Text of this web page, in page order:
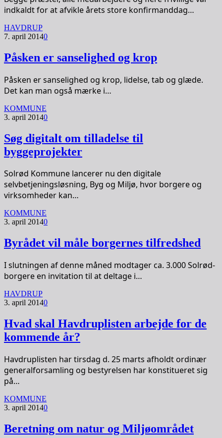
indkaldt for at afvikle årets store konfirmanddag…
HAVDRUP
7. april 20140
Påsken er sanselighed og krop
Påsken er sanselighed og krop, lidelse, tab og glæde.
Det kan man også mærke i…
KOMMUNE
3. april 20140
Søg digitalt om tilladelse til
byggeprojekter
Solrød Kommune lancerer nu den digitale
selvbetjeningsløsning, Byg og Miljø, hvor borgere og
virksomheder kan…
KOMMUNE
3. april 20140
Byrådet vil måle borgernes tilfredshed
I slutningen af denne måned modtager ca. 3.000 Solrød-
borgere en invitation til at deltage i…
HAVDRUP
3. april 20140
Hvad skal Havdruplisten arbejde for de
kommende år?
Havdruplisten har tirsdag d. 25 marts afholdt ordinær
generalforsamling og bestyrelsen har konstitueret sig
på…
KOMMUNE
3. april 20140
Beretning om natur og Miljøområdet